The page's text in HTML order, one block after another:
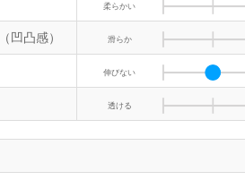
柔らかい
凹凸感） 滑らか
伸びない
透ける